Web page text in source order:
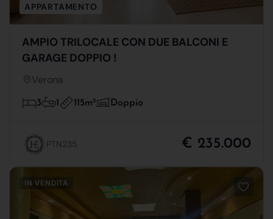
APPARTAMENTO
AMPIO TRILOCALE CON DUE BALCONI E
GARAGE DOPPIO !
Verona
3 1 115m2 Doppio
PTN235 € 235.000
IN VENDITA